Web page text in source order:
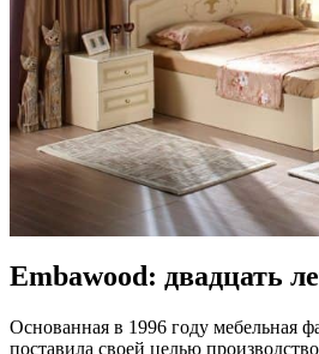
Embawood: двадцать
Основанная в 1996 году мебельная
поставила своей целью